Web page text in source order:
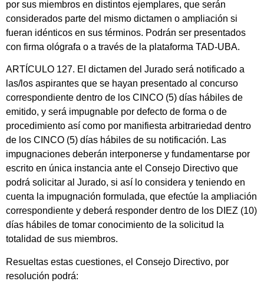
por sus miembros en distintos ejemplares, que serán
considerados parte del mismo dictamen o ampliación si
fueran idénticos en sus términos. Podrán ser presentados
con firma ológrafa o a través de la plataforma TAD-UBA.
ARTÍCULO 127. El dictamen del Jurado será notificado a
las/los aspirantes que se hayan presentado al concurso
correspondiente dentro de los CINCO (5) días hábiles de
emitido, y será impugnable por defecto de forma o de
procedimiento así como por manifiesta arbitrariedad dentro
de los CINCO (5) días hábiles de su notificación. Las
impugnaciones deberán interponerse y fundamentarse por
escrito en única instancia ante el Consejo Directivo que
podrá solicitar al Jurado, si así lo considera y teniendo en
cuenta la impugnación formulada, que efectúe la ampliación
correspondiente y deberá responder dentro de los DIEZ (10)
días hábiles de tomar conocimiento de la solicitud la
totalidad de sus miembros.
Resueltas estas cuestiones, el Consejo Directivo, por
resolución podrá: